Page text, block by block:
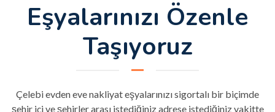
Eşyalarınızı Özenle
Taşıyoruz
Çelebi evden eve nakliyat eşyalarınızı sigortalı bir biçimde
şehir içi ve şehirler arası istediğiniz adrese istediğiniz vakitte